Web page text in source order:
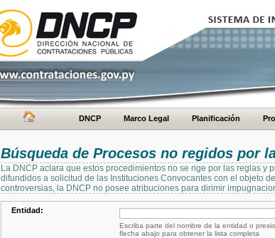
DNCP Marco Legal Planificación
Búsqueda de Procesos no regidos por
La DNCP aclara que estos procedimientos no se rige por las reglas
difundidos a solicitud de las Instituciones Convocantes con el objeto
controversias, la DNCP no posee atribuciones para dirimir
Entidad:
Escriba parte del nombre de la entidad o
flecha abajo para obtener la lista completa